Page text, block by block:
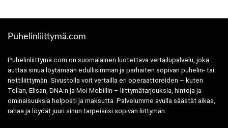
Puhelinliittymä.com
Puhelinliittymä.com on suomalainen luotettava vertailupalvelu, joka
auttaa sinua löytämään edullisimman ja parhaiten sopivan puhelin- tai
nettiliittymän. Sivustolla voit vertailla eri operaattoreiden – kuten
Telian, Elisan, DNA:n ja Moi Mobiilin – liittymätarjouksia, hintoja ja
ominaisuuksia helposti ja maksutta. Palvelumme avulla säästät aikaa,
rahaa ja löydät juuri sinun tarpeisiisi sopivan liittymän.